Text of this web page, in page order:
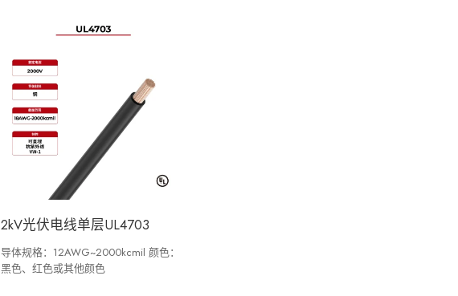
2kV光伏电线单层UL4703
导体规格：12AWG~2000kcmil 颜色：
黑色、红色或其他颜色